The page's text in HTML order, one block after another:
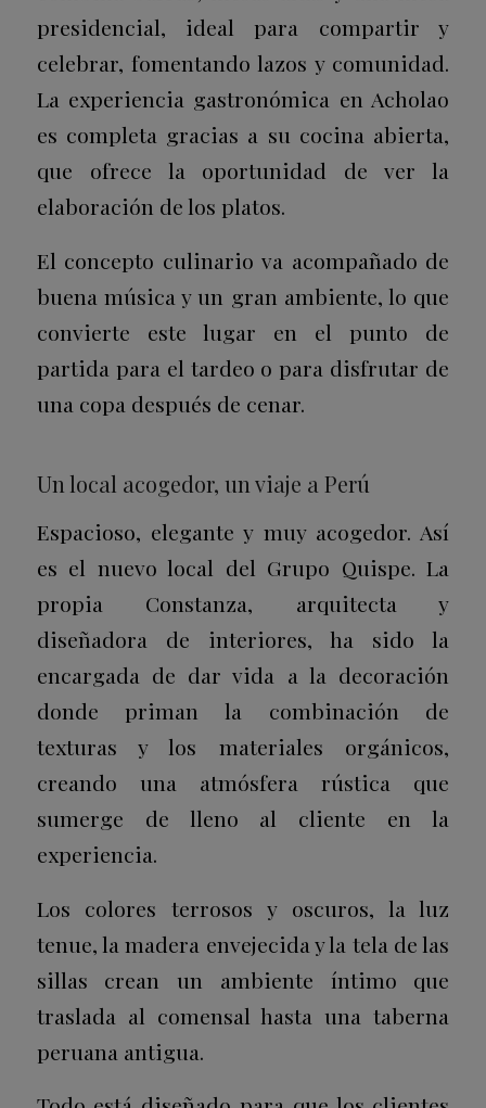
presidencial, ideal para compartir y
celebrar, fomentando lazos y comunidad.
La experiencia gastronómica en Acholao
es completa gracias a su cocina abierta,
que ofrece la oportunidad de ver la
elaboración de los platos.
El concepto culinario va acompañado de
buena música y un gran ambiente, lo que
convierte este lugar en el punto de
partida para el tardeo o para disfrutar de
una copa después de cenar.
Un local acogedor, un viaje a Perú
Espacioso, elegante y muy acogedor. Así
es el nuevo local del Grupo Quispe. La
propia Constanza, arquitecta y
diseñadora de interiores, ha sido la
encargada de dar vida a la decoración
donde priman la combinación de
texturas y los materiales orgánicos,
creando una atmósfera rústica que
sumerge de lleno al cliente en la
experiencia.
Los colores terrosos y oscuros, la luz
tenue, la madera envejecida y la tela de las
sillas crean un ambiente íntimo que
traslada al comensal hasta una taberna
peruana antigua.